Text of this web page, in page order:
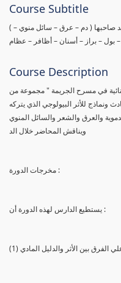
Course Subtitle
( إجراء الإختبارات علي العينة البيولوجية لتحديد صاحبها ( دم – عرق – سائل منوي –
بول – براز – أسنان – أظافر – عظام
Course Description
في مسرح الجريمة " مجموعة من
ونماذج للأثر البيولوجي الذي يتركه
والعرق والشعر والسائل المنوي
ويناقش المحاضر خلال الد
مخرجات الدورة :
يستطيع الدارس لهذه الدورة أن :
الفرق بين الأثر والدليل المادي